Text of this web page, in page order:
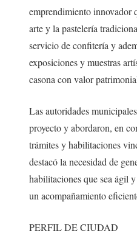
emprendimiento innovador
arte y la pastelería
servicio de confitería y
exposiciones y muestras
casona con valor
Las autoridades
proyecto y abordaron, en
trámites y habilitaciones
destacó la necesidad de
habilitaciones que sea ágil
un acompañamiento
PERFIL DE CIUDAD